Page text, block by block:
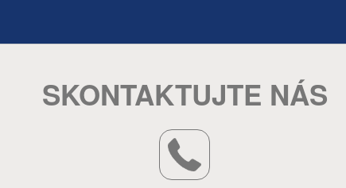
SKONTAKTUJTE NÁS